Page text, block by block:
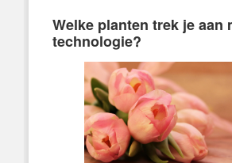
Welke planten trek je aan
technologie?